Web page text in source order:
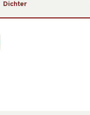
Dichter